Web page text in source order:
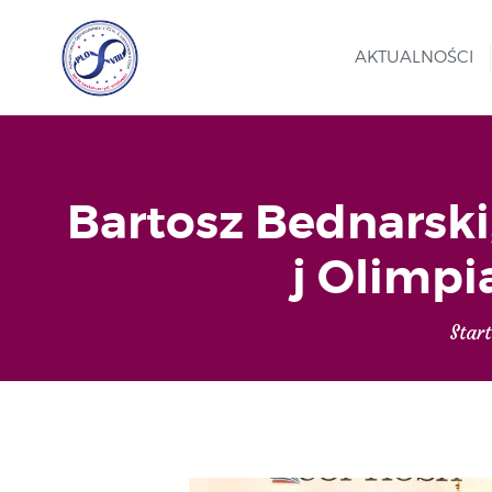
AKTUALNOŚCI
Bartosz
j
Start